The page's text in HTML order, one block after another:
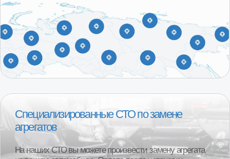
агрегатов Лада, ГАЗ
Наши специалисты регулярно посещают сборочные
площадки производителей, что позволяет обеспечить
высокий контроль качества поставляемой продукции.
В ассортименте магазина 101 Деталь отобраны и
представлены наиболее качественные
производители в бюджетной, средней и высокой